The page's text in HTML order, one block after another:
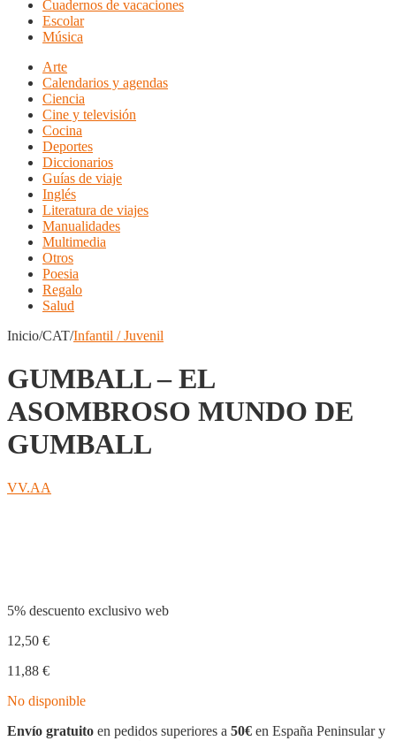
Cuadernos de vacaciones
Escolar
Música
Arte
Calendarios y agendas
Ciencia
Cine y televisión
Cocina
Deportes
Diccionarios
Guías de viaje
Inglés
Literatura de viajes
Manualidades
Multimedia
Otros
Poesia
Regalo
Salud
Inicio/CAT/Infantil / Juvenil
GUMBALL – EL
ASOMBROSO MUNDO DE
GUMBALL
VV.AA
5% descuento exclusivo web
12,50 €
11,88 €
No disponible
Envío gratuito en pedidos superiores a 50€ en España Peninsular y